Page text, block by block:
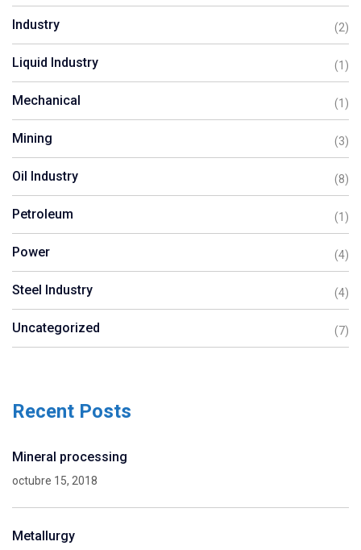
Industry (2)
Liquid Industry (1)
Mechanical (1)
Mining (3)
Oil Industry (8)
Petroleum (1)
Power (4)
Steel Industry (4)
Uncategorized (7)
Recent Posts
Mineral processing
octubre 15, 2018
Metallurgy